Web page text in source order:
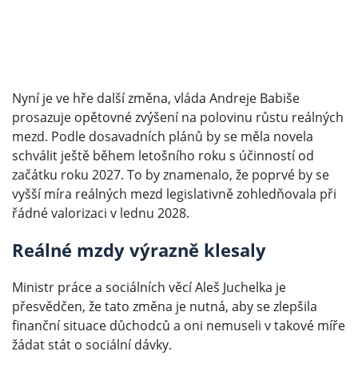
Nyní je ve hře další změna, vláda Andreje Babiše
prosazuje opětovné zvýšení na polovinu růstu reálných
mezd. Podle dosavadních plánů by se měla novela
schválit ještě během letošního roku s účinností od
začátku roku 2027. To by znamenalo, že poprvé by se
vyšší míra reálných mezd legislativně zohledňovala při
řádné valorizaci v lednu 2028.
Reálné mzdy výrazně klesaly
Ministr práce a sociálních věcí Aleš Juchelka je
přesvědčen, že tato změna je nutná, aby se zlepšila
finanční situace důchodců a oni nemuseli v takové míře
žádat stát o sociální dávky.